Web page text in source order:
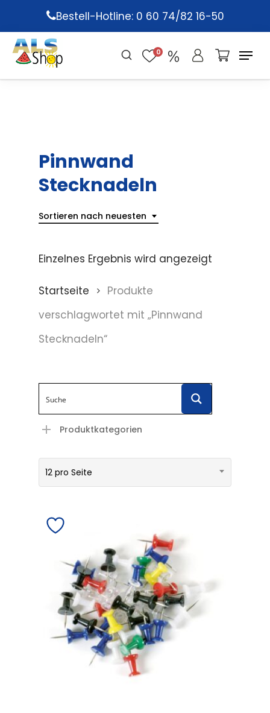
main
content
Bestell-Hotline: 0 60 74/82 16-50
0
Pinnwand
Stecknadeln
Sortieren nach neuesten
Einzelnes Ergebnis wird angezeigt
Startseite
Produkte
verschlagwortet mit „Pinnwand
Stecknadeln“
Produktkategorien
12 pro Seite